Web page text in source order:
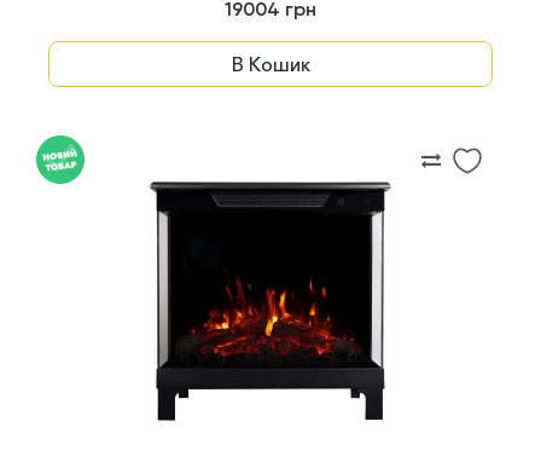
19004 грн
В Кошик